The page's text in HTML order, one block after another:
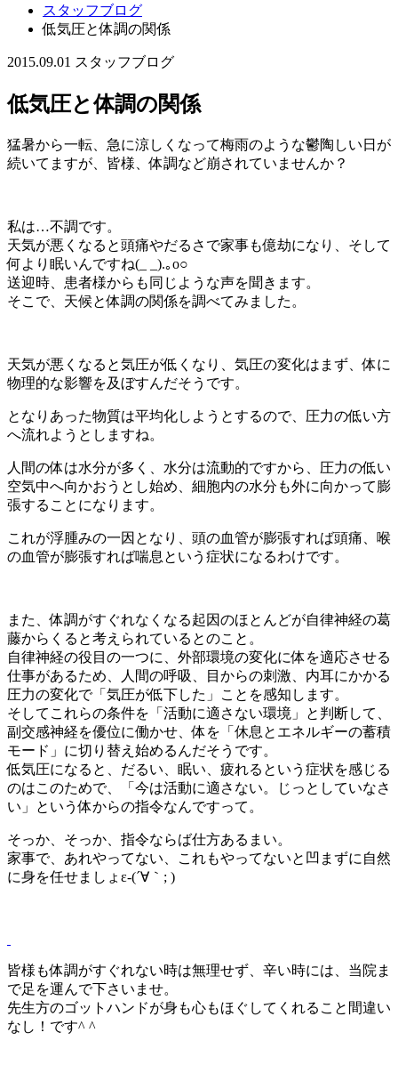
スタッフブログ
低気圧と体調の関係
2015.09.01 スタッフブログ
低気圧と体調の関係
猛暑から一転、急に涼しくなって梅雨のような鬱陶しい日が
続いてますが、皆様、体調など崩されていませんか？
私は…不調です。
天気が悪くなると頭痛やだるさで家事も億劫になり、そして
何より眠いんですね(_ _).｡o○
送迎時、患者様からも同じような声を聞きます。
そこで、天候と体調の関係を調べてみました。
天気が悪くなると気圧が低くなり、気圧の変化はまず、体に
物理的な影響を及ぼすんだそうです。
となりあった物質は平均化しようとするので、圧力の低い方
へ流れようとしますね。
人間の体は水分が多く、水分は流動的ですから、圧力の低い
空気中へ向かおうとし始め、細胞内の水分も外に向かって膨
張することになります。
これが浮腫みの一因となり、頭の血管が膨張すれば頭痛、喉
の血管が膨張すれば喘息という症状になるわけです。
また、体調がすぐれなくなる起因のほとんどが自律神経の葛
藤からくると考えられているとのこと。
自律神経の役目の一つに、外部環境の変化に体を適応させる
仕事があるため、人間の呼吸、目からの刺激、内耳にかかる
圧力の変化で「気圧が低下した」ことを感知します。
そしてこれらの条件を「活動に適さない環境」と判断して、
副交感神経を優位に働かせ、体を「休息とエネルギーの蓄積
モード」に切り替え始めるんだそうです。
低気圧になると、だるい、眠い、疲れるという症状を感じる
のはこのためで、「今は活動に適さない。じっとしていなさ
い」という体からの指令なんですって。
そっか、そっか、指令ならば仕方あるまい。
家事で、あれやってない、これもやってないと凹まずに自然
に身を任せましょε-(´∀｀; )
皆様も体調がすぐれない時は無理せず、辛い時には、当院ま
で足を運んで下さいませ。
先生方のゴットハンドが身も心もほぐしてくれること間違い
なし！です^ ^